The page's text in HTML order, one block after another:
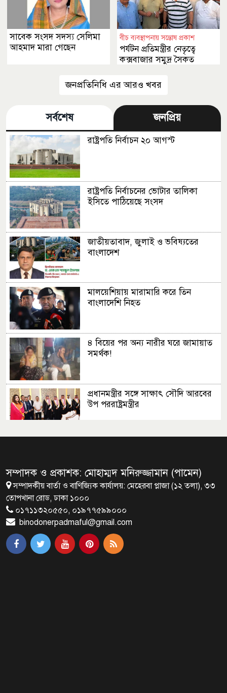
সাবেক সংসদ সদস্য সেলিমা
আহমাদ মারা গেছেন
বীচ ব্যবস্থাপনায় সন্তোষ প্রকাশ
পর্যটন প্রতিমন্ত্রীর নেতৃত্বে
কক্সবাজার সমুদ্র সৈকত
জনপ্রতিনিধি এর আরও খবর
সর্বশেষ জনপ্রিয়
রাষ্ট্রপতি নির্বাচন ২০ আগস্ট
রাষ্ট্রপতি নির্বাচনের ভোটার তালিকা
ইসিতে পাঠিয়েছে সংসদ
জাতীয়তাবাদ, জুলাই ও ভবিষ্যতের
বাংলাদেশ
মালয়েশিয়ায় মারামারি করে তিন
বাংলাদেশি নিহত
৪ বিয়ের পর অন্য নারীর ঘরে জামায়াত
সমর্থক!
প্রধানমন্ত্রীর সঙ্গে সাক্ষাৎ সৌদি আরবের
উপ পররাষ্ট্রমন্ত্রীর
‘গুলশানের চামেলি’ আনুষ্ঠানিক যাত্রা শুরু
দেশের প্রতিটি ইপিজেডে বৃক্ষরোপণ করা
হবে
সম্পাদক ও প্রকাশক: মোহাম্মদ মনিরুজ্জামান (পামেন)
সম্পাদকীয় বার্তা ও বাণিজ্যিক কার্যালয়: মেহেরবা প্লাজা (১২ তলা), ৩৩
তোপখানা রোড, ঢাকা ১০০০
০১৭১১৩২০৫৫০, ০১৯৭৭৫৯৯০০০
binodonerpadmaful@gmail.com